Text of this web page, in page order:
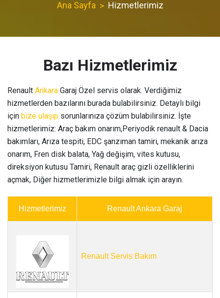
Ana Sayfa Hizmetlerimiz
Bazı Hizmetlerimiz
Renault Ankara Garaj Özel servis olarak. Verdiğimiz
hizmetlerden bazılarını burada bulabilirsiniz. Detaylı bilgi
için bize ulaşıp sorunlarınıza çözüm bulabilirsiniz. İşte
hizmetlerimiz: Araç bakım onarım,Periyodik renault & Dacia
bakımları, Arıza tespiti, EDC şanzıman tamiri, mekanik arıza
onarım, Fren disk balata, Yağ değişim, vites kutusu,
direksiyon kutusu Tamiri, Renault araç gizli özelliklerini
açmak, Diğer hizmetlerimizle bilgi almak için arayın.
Hizmetlerimiz Renault Ankara Garaj
Renault Servis Bakım